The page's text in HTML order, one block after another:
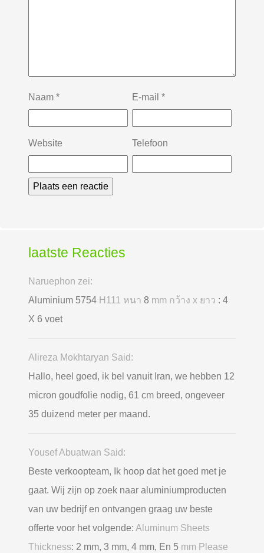
Naam * E-mail *
Website Telefoon
laatste Reacties
Naruephon zei:
Aluminium 5754 H111 หนา 8 mm กว้าง x ยาว : 4
X 6 voet
Alireza Mokhtaryan Said:
Hallo, heel goed, ik bel vanuit Iran, we hebben 12
micron goudfolie nodig, 61 cm breed, ongeveer
35 duizend meter per maand.
Yousef Abuatwan Said:
Beste verkoopteam, Ik hoop dat het goed met je
gaat. Wij zijn op zoek naar aluminiumproducten
van uw bedrijf en ontvangen graag uw beste
offerte voor het volgende: Aluminum Sheets
Thickness: 2 mm, 3 mm, 4 mm, En 5 mm Please